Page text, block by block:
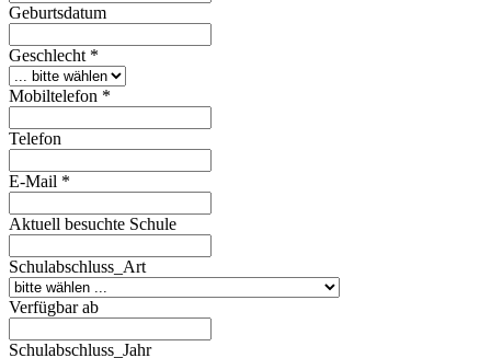
Geburtsdatum
Geschlecht *
Mobiltelefon *
Telefon
E-Mail *
Aktuell besuchte Schule
Schulabschluss_Art
Verfügbar ab
Schulabschluss_Jahr